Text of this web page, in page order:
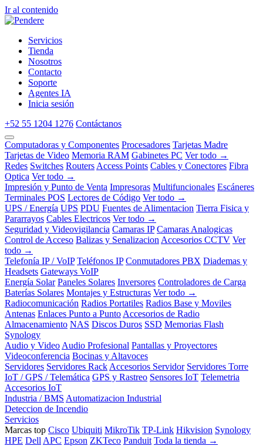
Ir al contenido
Servicios
Tienda
Nosotros
Contacto
Soporte
Agentes IA
Inicia sesión
+52 55 1204 1276 Contáctanos
Computadoras y Componentes Procesadores Tarjetas Madre
Tarjetas de Video Memoria RAM Gabinetes PC Ver todo →
Redes Switches Routers Access Points Cables y Conectores Fibra
Optica Ver todo →
Impresión y Punto de Venta Impresoras Multifuncionales Escáneres
Terminales POS Lectores de Código Ver todo →
UPS / Energía UPS PDU Fuentes de Alimentacion Tierra Fisica y
Pararrayos Cables Electricos Ver todo →
Seguridad y Videovigilancia Camaras IP Camaras Analogicas
Control de Acceso Balizas y Senalizacion Accesorios CCTV Ver
todo →
Telefonía IP / VoIP Teléfonos IP Conmutadores PBX Diademas y
Headsets Gateways VoIP
Energía Solar Paneles Solares Inversores Controladores de Carga
Baterías Solares Montajes y Estructuras Ver todo →
Radiocomunicación Radios Portatiles Radios Base y Moviles
Antenas Enlaces Punto a Punto Accesorios de Radio
Almacenamiento NAS Discos Duros SSD Memorias Flash
Synology
Audio y Video Audio Profesional Pantallas y Proyectores
Videoconferencia Bocinas y Altavoces
Servidores Servidores Rack Accesorios Servidor Servidores Torre
IoT / GPS / Telemática GPS y Rastreo Sensores IoT Telemetria
Accesorios IoT
Industria / BMS Automatizacion Industrial
Deteccion de Incendio
Servicios
Marcas top Cisco Ubiquiti MikroTik TP-Link Hikvision Synology
HPE Dell APC Epson ZKTeco Panduit Toda la tienda →